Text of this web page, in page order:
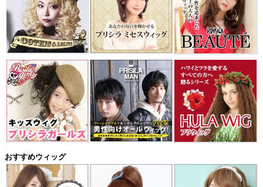
おすすめウィッグ